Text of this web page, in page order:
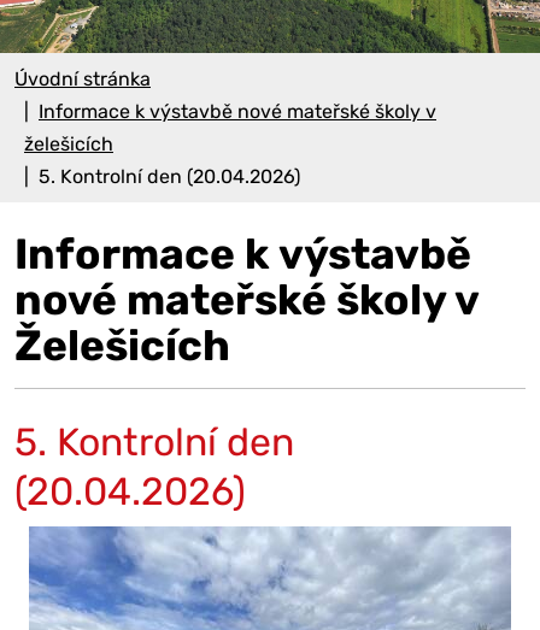
Úvodní stránka
Informace k výstavbě nové mateřské školy v
želešicích
5. Kontrolní den (20.04.2026)
Informace k výstavbě
nové mateřské školy v
Želešicích
5. Kontrolní den
(20.04.2026)